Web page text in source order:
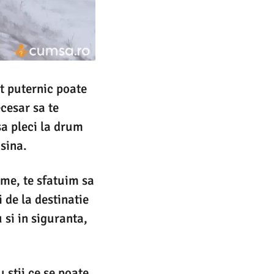
puternic poate
sa te
pleci la drum
te sfatuim sa
la destinatie
si in siguranta,